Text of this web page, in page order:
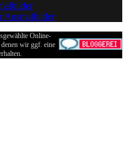
Ausmalbilder
Online-
wir ggf. eine